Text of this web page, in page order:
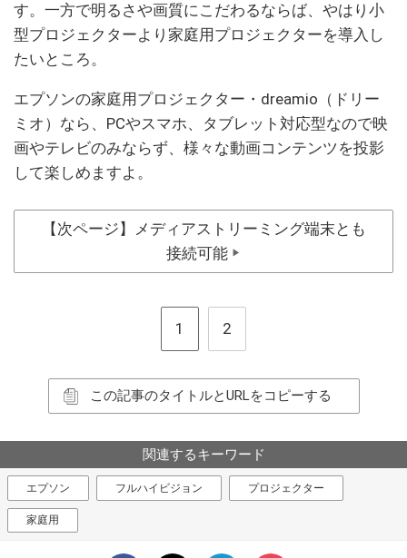
す。一方で明るさや画質にこだわるならば、やはり小
型プロジェクターより家庭用プロジェクターを導入し
たいところ。
エプソンの家庭用プロジェクター・dreamio（ドリー
ミオ）なら、PCやスマホ、タブレット対応型なので映
画やテレビのみならず、様々な動画コンテンツを投影
して楽しめますよ。
【次ページ】メディアストリーミング端末とも
接続可能 ▶
1 2
この記事のタイトルとURLをコピーする
関連するキーワード
エプソン フルハイビジョン プロジェクター
家庭用